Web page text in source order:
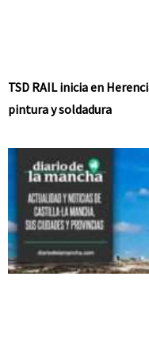
TSD RAIL inicia en
pintura y soldadura